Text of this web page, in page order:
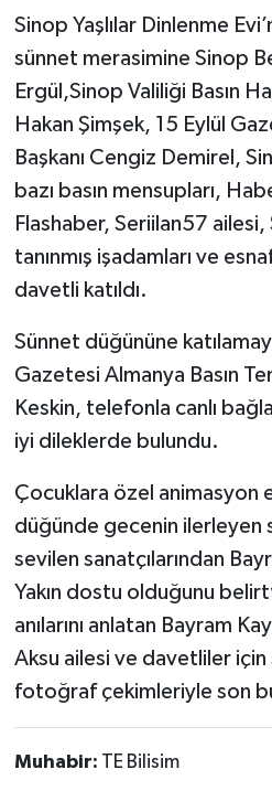
Sinop Yaşlılar Dinlenme
sünnet merasimine Sinop
Ergül,Sinop Valiliği Basın
Hakan Şimşek, 15 Eylül
Başkanı Cengiz Demirel,
bazı basın mensupları,
Flashaber, Seriilan57 ailesi,
tanınmış işadamları ve
davetli katıldı.
Sünnet düğününe
Gazetesi Almanya Basın
Keskin, telefonla canlı
iyi dileklerde bulundu.
Çocuklara özel animasyon
düğünde gecenin ilerleyen
sevilen sanatçılarından
Yakın dostu olduğunu
anılarını anlatan Bayram
Aksu ailesi ve davetliler
fotoğraf çekimleriyle son
Muhabir: TE Bilisim